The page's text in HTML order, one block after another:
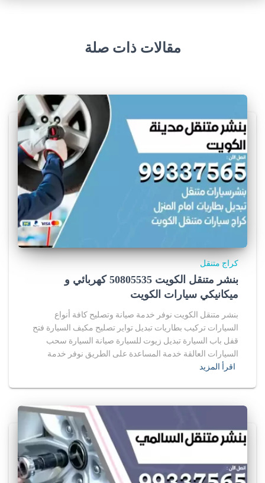
مقالات ذات صلة
كراج متنقل
بنشر متنقل الكويت 50805535‬ كهربائي و
ميكانيكي سيارات الكويت
بنشر متنقل الكويت نوفر خدمة صيانة وتصليح كافة أنواع
السيارات تركيب بطاريات تبديل تواير تصليح مكيف السيارة فتح
قفل باب السيارة تبديل زيوت للسيارة صيانة السيارة سحب
السيارات العالقة خدمة المساعدة على الطريق نوفر خدمة
اقرأ المزيد